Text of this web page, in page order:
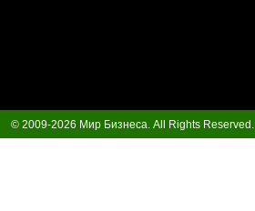
© 2009-2026 Мир Бизнеса. All Rights Reserved.